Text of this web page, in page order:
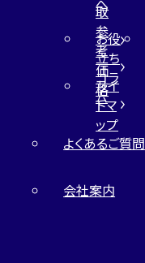
取
参
考
価
格
お役
立ち
コラ
ム
サイ
トマ
ップ
よくあるご質問
会社案内